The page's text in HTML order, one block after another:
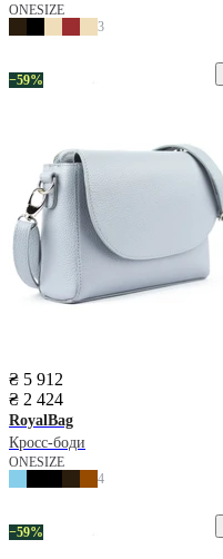
ONESIZE
3
−59%
₴ 5 912
₴ 2 424
RoyalBag
Кросс-боди
ONESIZE
4
−59%